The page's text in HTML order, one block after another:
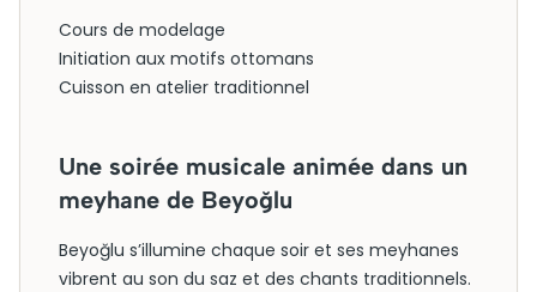
Cours de modelage
Initiation aux motifs ottomans
Cuisson en atelier traditionnel
Une soirée musicale animée dans un
meyhane de Beyoğlu
Beyoğlu s’illumine chaque soir et ses meyhanes
vibrent au son du saz et des chants traditionnels.